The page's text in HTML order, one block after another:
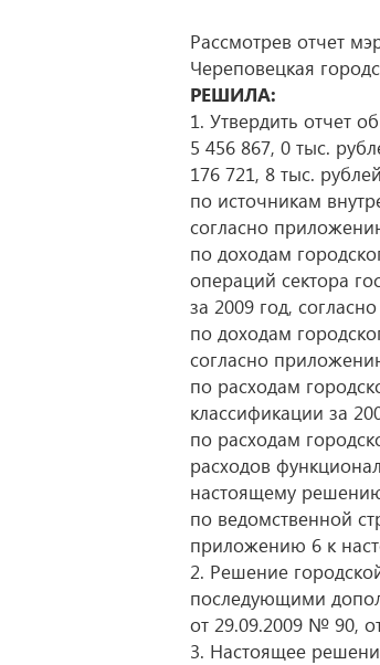
Рассмотрев отчет
Череповецкая
РЕШИЛА:
1. Утвердить отчет
5 456 867, 0 тыс.
176 721, 8 тыс.
по источникам
согласно
по доходам
операций сектора
за 2009 год,
по доходам
согласно
по расходам
классификации за
по расходам
расходов
настоящему
по ведомственной
приложению 6 к
2. Решение
последующими
от 29.09.2009 № 90,
3. Настоящее